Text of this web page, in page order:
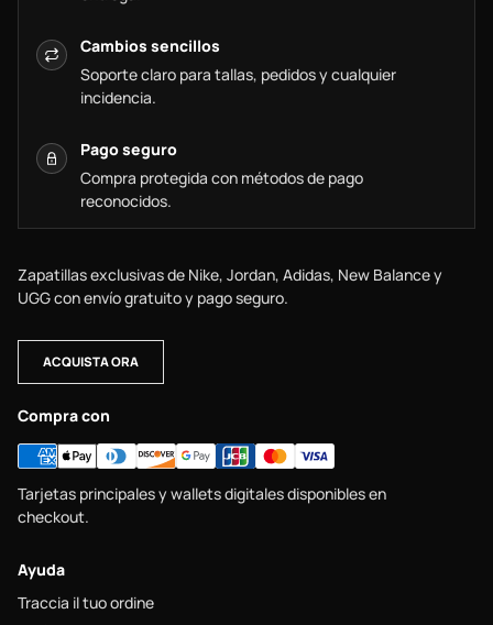
Cambios sencillos
Soporte claro para tallas, pedidos y cualquier
incidencia.
Pago seguro
Compra protegida con métodos de pago
reconocidos.
Zapatillas exclusivas de Nike, Jordan, Adidas, New Balance y
UGG con envío gratuito y pago seguro.
ACQUISTA ORA
Compra con
Tarjetas principales y wallets digitales disponibles en
checkout.
Ayuda
Traccia il tuo ordine